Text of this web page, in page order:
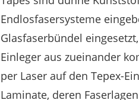
Endlosfasersysteme
Glasfaserbündel
Einleger aus zueinander
per Laser auf den Tepex-
Laminate, deren